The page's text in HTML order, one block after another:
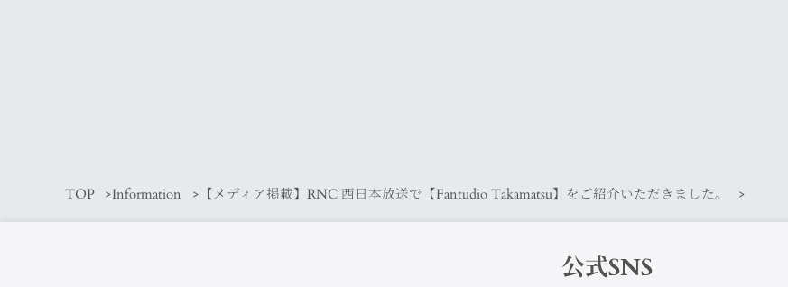
TOP Information 【メディア掲載】RNC 西日本放送で【Fantudio Takamatsu】をご紹介いただきました。
公式SNS